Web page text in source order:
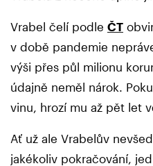
Vrabel čelí podle ČT
v době pandemie
výši přes půl milionu
údajně neměl nárok.
vinu, hrozí mu až pět let
Ať už ale Vrabelův
jakékoliv pokračování,